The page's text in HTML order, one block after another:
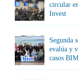
circular
Invest
Segunda
evalúa y
casos BIM